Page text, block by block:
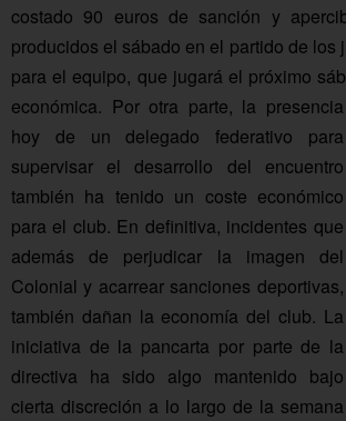
costado 90 euros de sanción y
producidos el sábado en el partido de
para el equipo, que jugará el próximo
económica. Por otra parte, la presencia
hoy de un delegado federativo para
supervisar el desarrollo del encuentro
también ha tenido un coste económico
para el club. En definitiva, incidentes que
además de perjudicar la imagen del
Colonial y acarrear sanciones deportivas,
también dañan la economía del club. La
iniciativa de la pancarta por parte de la
directiva ha sido algo mantenido bajo
cierta discreción a lo largo de la semana